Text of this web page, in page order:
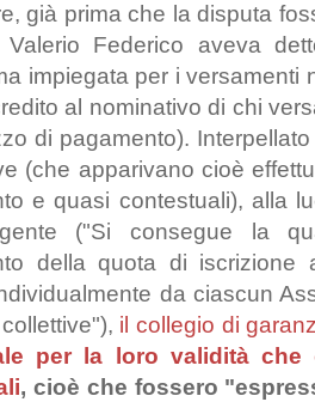
già prima che la disputa
Valerio Federico aveva
impiegata per i versamenti
al nominativo di chi
di pagamento).
(che apparivano cioè
e quasi contestuali), alla
("Si consegue la
della quota di iscrizione
da ciascun
"), il collegio di
per la loro validità che
, cioè che fossero "